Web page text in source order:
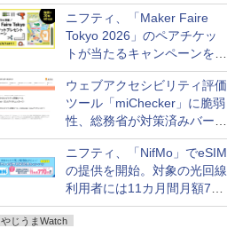
ニフティ、「Maker Faire
Tokyo 2026」のペアチケッ
トが当たるキャンペーンをX
で実施。8月16日まで
ウェブアクセシビリティ評価
ツール「miChecker」に脆弱
性、総務省が対策済みバージ
ョンへの更新を呼び掛け
ニフティ、「NifMo」でeSIM
の提供を開始。対象の光回線
利用者には11カ月間月額770
円割引のキャンペーン
やじうまWatch